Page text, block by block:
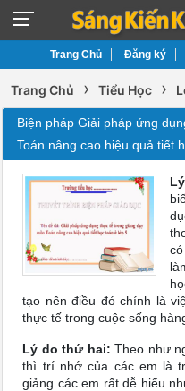
Trang Chủ Đăng ký
Trang Chủ › Tiểu Học ›
Biện pháp Giải pháp ứng
Toán nâng cao hiệu quả tiết
tạo nên điều đó chính là
thực tế trong cuộc sống
Lý do thứ hai:Theo như
thì trí nhớ của các em là
giảng các em rất dễ hiểu